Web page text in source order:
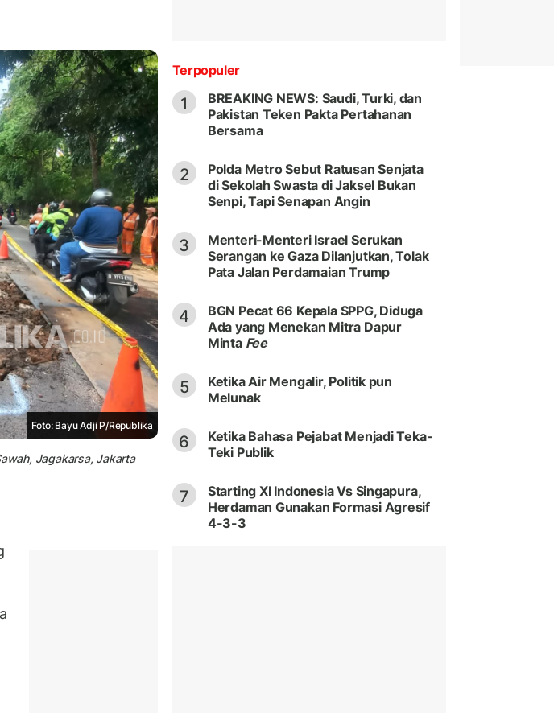
Foto: Bayu Adji P/Republika
Jagakarsa, Jakarta
Terpopuler
1
BREAKING NEWS: Saudi, Turki, dan
Pakistan Teken Pakta Pertahanan
Bersama
2
Polda Metro Sebut Ratusan Senjata
di Sekolah Swasta di Jaksel Bukan
Senpi, Tapi Senapan Angin
3
Menteri-Menteri Israel Serukan
Serangan ke Gaza Dilanjutkan, Tolak
Pata Jalan Perdamaian Trump
4
BGN Pecat 66 Kepala SPPG, Diduga
Ada yang Menekan Mitra Dapur
Minta Fee
5
Ketika Air Mengalir, Politik pun
Melunak
6
Ketika Bahasa Pejabat Menjadi Teka-
Teki Publik
7
Starting XI Indonesia Vs Singapura,
Herdaman Gunakan Formasi Agresif
4-3-3